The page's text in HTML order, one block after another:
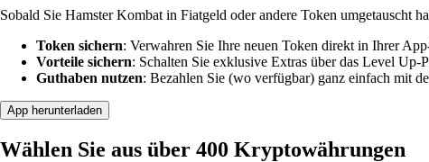
Sobald Sie Hamster Kombat in Fiatgeld oder andere Token umgetauscht
Token sichern: Verwahren Sie Ihre neuen Token direkt in Ihrer
Vorteile sichern: Schalten Sie exklusive Extras über das Level Up-
Guthaben nutzen: Bezahlen Sie (wo verfügbar) ganz einfach mit
App herunterladen
Wählen Sie aus über 400 Kryptowährungen